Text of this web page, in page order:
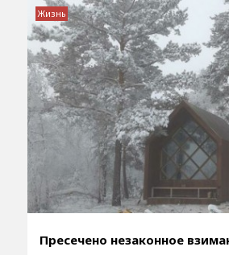
Пресечено незаконное
Жизнь